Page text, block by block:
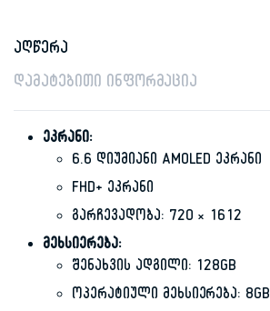
აღწერა
დამატებითი ინფორმაცია
ეკრანი:
6.6 დიუმიანი AMOLED ეკრანი
FHD+ ეკრანი
გარჩევადობა: 720 × 1612
მეხსიერება:
შენახვის ადგილი: 128GB
ოპერატიული მეხსიერება: 8GB